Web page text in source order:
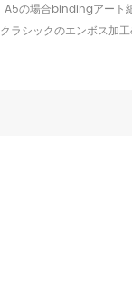
A5の場合bindingアート
クラシックのエンボス加工